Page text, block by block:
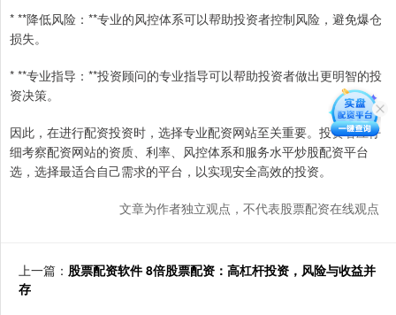
* **降低风险：**专业的风控体系可以帮助投资者控制风险，避免爆仓
损失。
* **专业指导：**投资顾问的专业指导可以帮助投资者做出更明智的投
资决策。
因此，在进行配资投资时，选择专业配资网站至关重要。投资者应仔
细考察配资网站的资质、利率、风控体系和服务水平炒股配资平台
选，选择最适合自己需求的平台，以实现安全高效的投资。
文章为作者独立观点，不代表股票配资在线观点
上一篇： 股票配资软件 8倍股票配资：高杠杆投资，风险与收益并
存